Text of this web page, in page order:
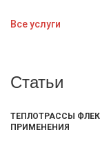
Все услуги
Статьи
ТЕПЛОТРАССЫ
ПРИМЕНЕНИЯ